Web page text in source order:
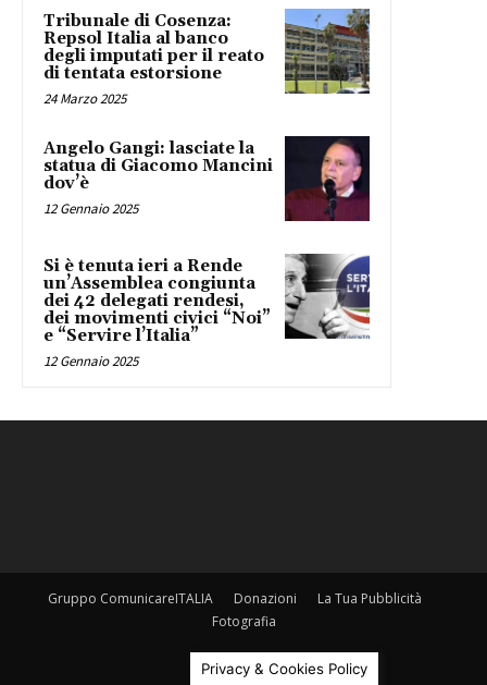
Tribunale di Cosenza:
Repsol Italia al banco
degli imputati per il reato
di tentata estorsione
24 Marzo 2025
Angelo Gangi: lasciate la
statua di Giacomo Mancini
dov’è
12 Gennaio 2025
Si è tenuta ieri a Rende
un’Assemblea congiunta
dei 42 delegati rendesi,
dei movimenti civici “Noi”
e “Servire l’Italia”
12 Gennaio 2025
Gruppo ComunicareITALIA Donazioni
La Tua Pubblicità
Fotografia
Privacy & Cookies Policy